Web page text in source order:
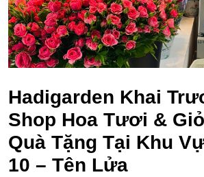
Hadigarden Khai
Shop Hoa Tươi &
Quà Tặng Tại Khu
10 – Tên Lửa